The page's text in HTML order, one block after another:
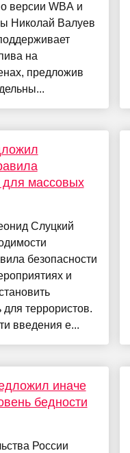
версии WBA и
Николай Валуев
на
предложив
для массовых
Слуцкий
безопасности
и
террористов.
введения е...
иначе
бедности
России